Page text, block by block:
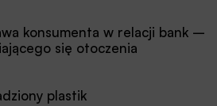
konsumenta w relacji bank –
się otoczenia
plastik